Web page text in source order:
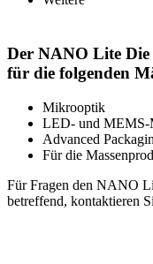
Der NANO Lite
für die folgenden
Mikrooptik
LED- und MEMS-
Advanced
Für die
Für Fragen den NANO
betreffend, kontaktieren